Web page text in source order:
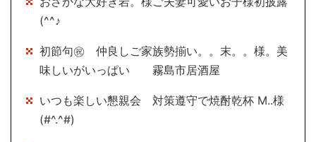
(^^♪
初節句㊗ 仲良しご家族勢揃い。。末。。様。美
味しいがいっぱい 霧島市居酒屋
いつも楽しい懇親会 対策遵守で焼酎乾杯 M..様
(#^.^#)